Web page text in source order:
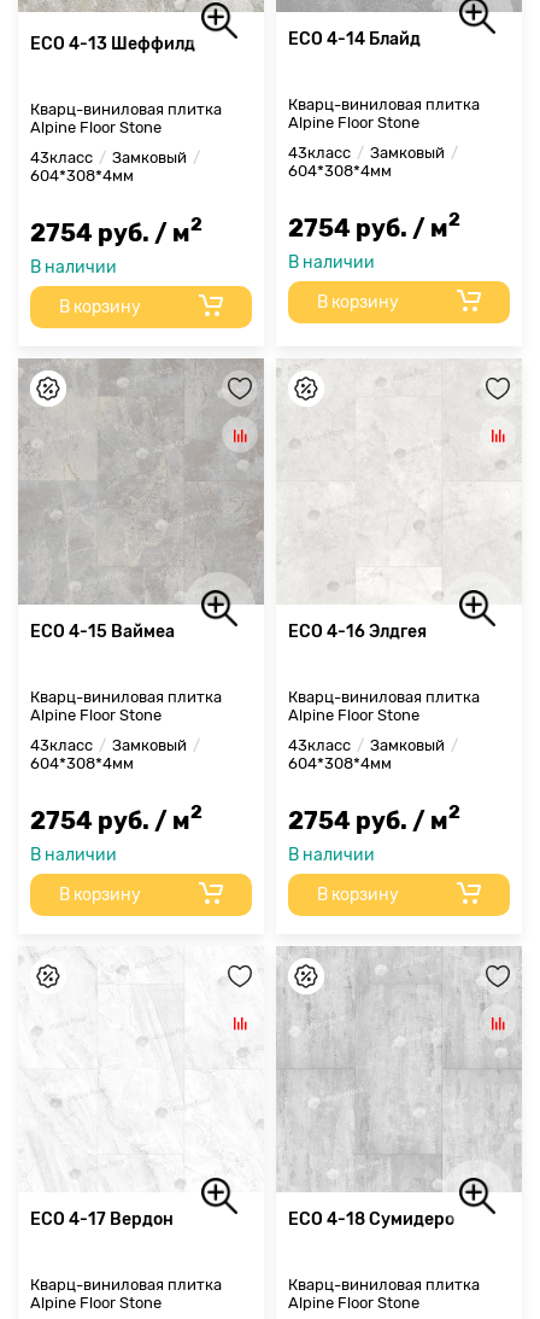
ECO 4-13 Шеффилд
Кварц-виниловая плитка
Alpine Floor Stone
43класс
Замковый
604*308*4мм
2754 руб. / м2
В наличии
В корзину
ECO 4-14 Блайд
Кварц-виниловая плитка
Alpine Floor Stone
43класс
Замковый
604*308*4мм
2754 руб. / м2
В наличии
В корзину
ECO 4-15 Ваймеа
Кварц-виниловая плитка
Alpine Floor Stone
43класс
Замковый
604*308*4мм
2754 руб. / м2
В наличии
В корзину
ECO 4-16 Элдгея
Кварц-виниловая плитка
Alpine Floor Stone
43класс
Замковый
604*308*4мм
2754 руб. / м2
В наличии
В корзину
ECO 4-17 Вердон
Кварц-виниловая плитка
Alpine Floor Stone
ECO 4-18 Сумидеро
Кварц-виниловая плитка
Alpine Floor Stone